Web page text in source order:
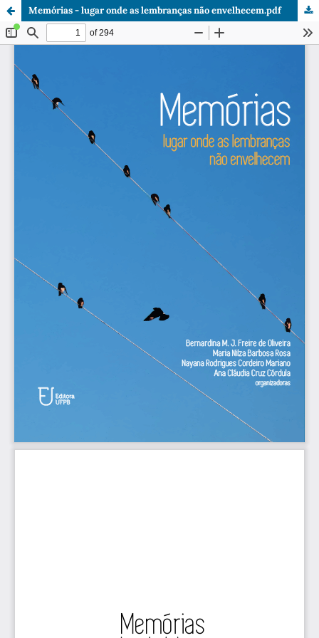
Memórias - lugar onde as lembranças não envelhecem.pdf